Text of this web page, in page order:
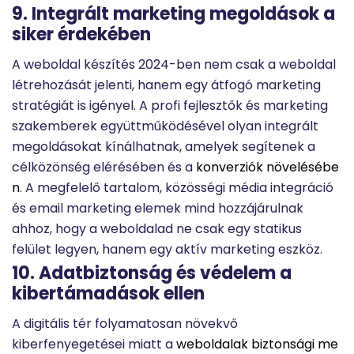
9. Integrált marketing megoldások a
siker érdekében
A weboldal készítés 2024-ben nem csak a weboldal
létrehozását jelenti, hanem egy átfogó marketing
stratégiát is igényel. A profi fejlesztők és marketing
szakemberek együttműködésével olyan integrált
megoldásokat kínálhatnak, amelyek segítenek a
célközönség elérésében és a konverziók növelésébe
n. A megfelelő tartalom, közösségi média integráció
és email marketing elemek mind hozzájárulnak
ahhoz, hogy a weboldalad ne csak egy statikus
felület legyen, hanem egy aktív marketing eszköz.
10. Adatbiztonság és védelem a
kibertámadások ellen
A digitális tér folyamatosan növekvő
kiberfenyegetései miatt aweboldalak biztonsági me